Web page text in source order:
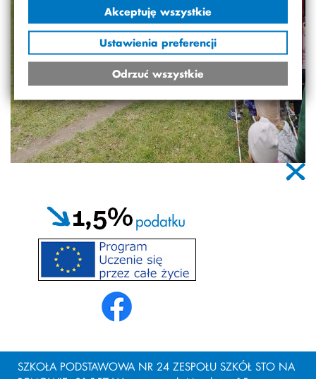
Akceptuję wszystkie
Ustawienia preferencji
Odrzuć wszystkie
SZKOŁA PODSTAWOWA NR 24 ZESPOŁU SZKÓŁ STO NA